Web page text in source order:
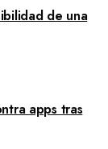
de una
apps tras